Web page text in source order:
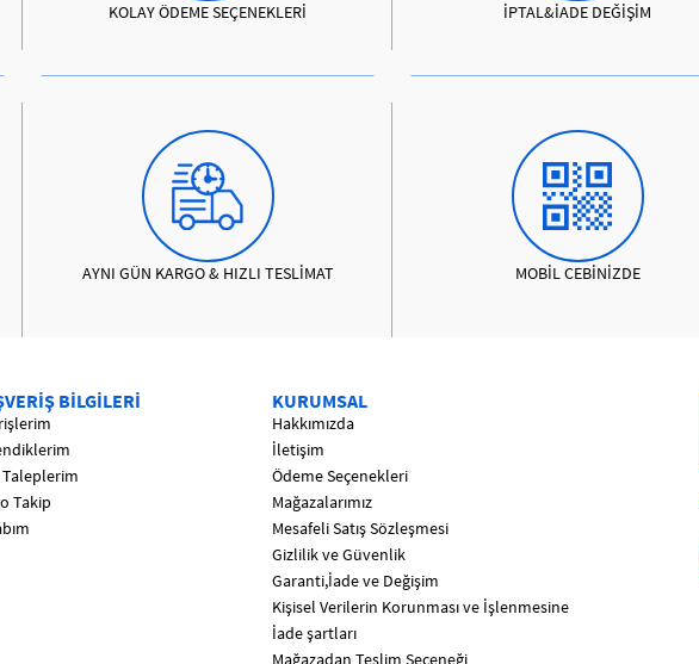
KOLAY ÖDEME SEÇENEKLERİ İPTAL&İADE DEĞİŞİM
AYNI GÜN KARGO & HIZLI TESLİMAT MOBİL CEBİNİZDE
BİLGİLERİ
Taleplerim
Takip
KURUMSAL
Hakkımızda
İletişim
Ödeme Seçenekleri
Mağazalarımız
Mesafeli Satış Sözleşmesi
Gizlilik ve Güvenlik
Garanti,İade ve Değişim
Kişisel Verilerin Korunması ve İşlenmesine
İade şartları
Mağazadan Teslim Seçeneği